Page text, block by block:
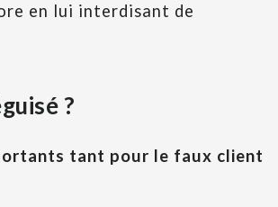
en lui interdisant de
?
tant pour le faux client